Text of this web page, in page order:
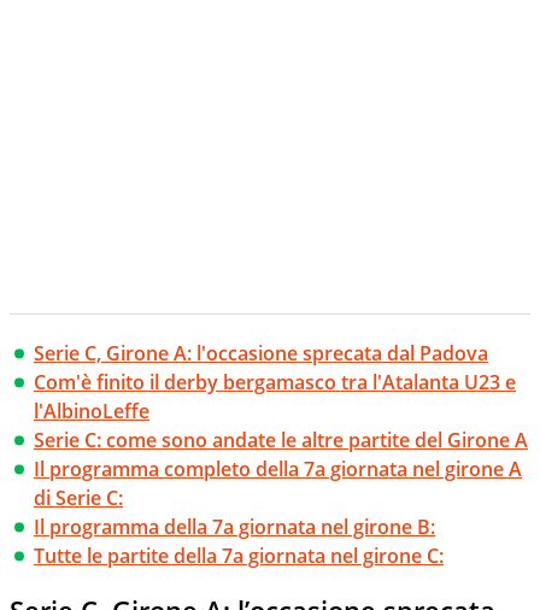
Serie C, Girone A: l'occasione sprecata dal Padova
Com'è finito il derby bergamasco tra l'Atalanta U23 e
l'AlbinoLeffe
Serie C: come sono andate le altre partite del Girone A
Il programma completo della 7a giornata nel girone A
di Serie C:
Il programma della 7a giornata nel girone B:
Tutte le partite della 7a giornata nel girone C: